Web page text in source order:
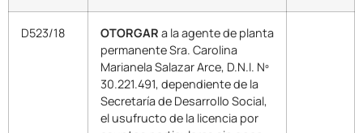
D523/18 OTORGAR a la agente de planta
permanente Sra. Carolina
Marianela Salazar Arce, D.N.I. Nº
30.221.491, dependiente de la
Secretaría de Desarrollo Social,
el usufructo de la licencia por